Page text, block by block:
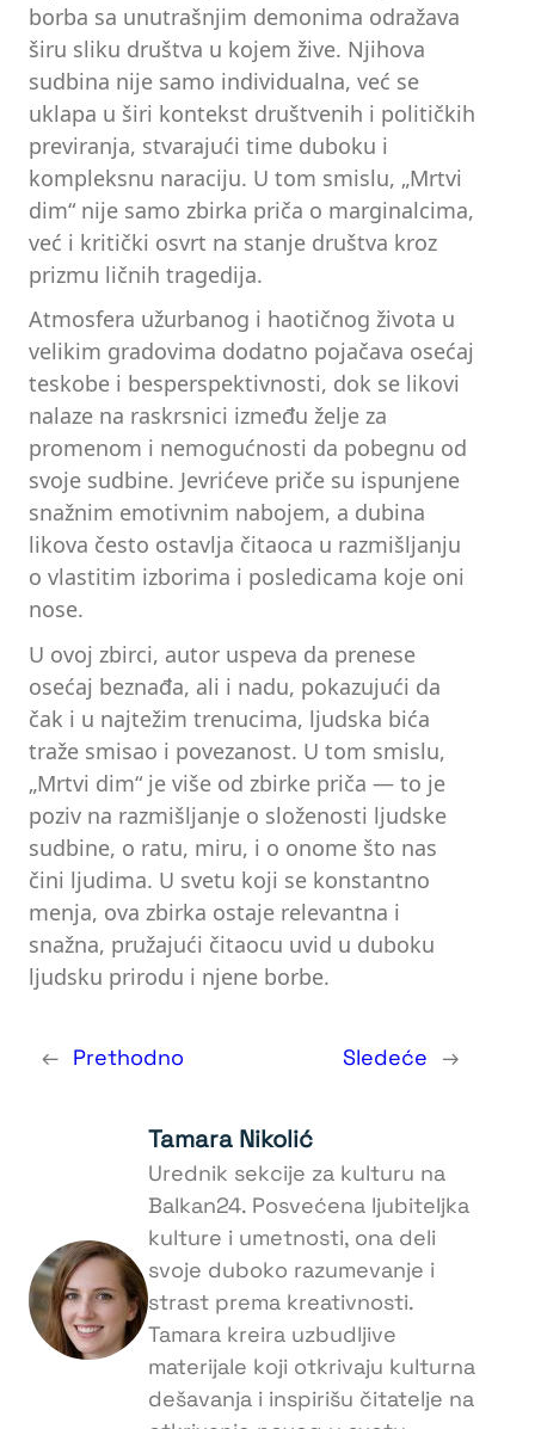
borba sa unutrašnjim demonima odražava
širu sliku društva u kojem žive. Njihova
sudbina nije samo individualna, već se
uklapa u širi kontekst društvenih i političkih
previranja, stvarajući time duboku i
kompleksnu naraciju. U tom smislu, „Mrtvi
dim“ nije samo zbirka priča o marginalcima,
već i kritički osvrt na stanje društva kroz
prizmu ličnih tragedija.
Atmosfera užurbanog i haotičnog života u
velikim gradovima dodatno pojačava osećaj
teskobe i besperspektivnosti, dok se likovi
nalaze na raskrsnici između želje za
promenom i nemogućnosti da pobegnu od
svoje sudbine. Jevrićeve priče su ispunjene
snažnim emotivnim nabojem, a dubina
likova često ostavlja čitaoca u razmišljanju
o vlastitim izborima i posledicama koje oni
nose.
U ovoj zbirci, autor uspeva da prenese
osećaj beznađa, ali i nadu, pokazujući da
čak i u najtežim trenucima, ljudska bića
traže smisao i povezanost. U tom smislu,
„Mrtvi dim“ je više od zbirke priča — to je
poziv na razmišljanje o složenosti ljudske
sudbine, o ratu, miru, i o onome što nas
čini ljudima. U svetu koji se konstantno
menja, ova zbirka ostaje relevantna i
snažna, pružajući čitaocu uvid u duboku
ljudsku prirodu i njene borbe.
← Prethodno Sledeće →
Tamara Nikolić
Urednik sekcije za kulturu na
Balkan24. Posvećena ljubiteljka
kulture i umetnosti, ona deli
svoje duboko razumevanje i
strast prema kreativnosti.
Tamara kreira uzbudljive
materijale koji otkrivaju kulturna
dešavanja i inspirišu čitatelje na